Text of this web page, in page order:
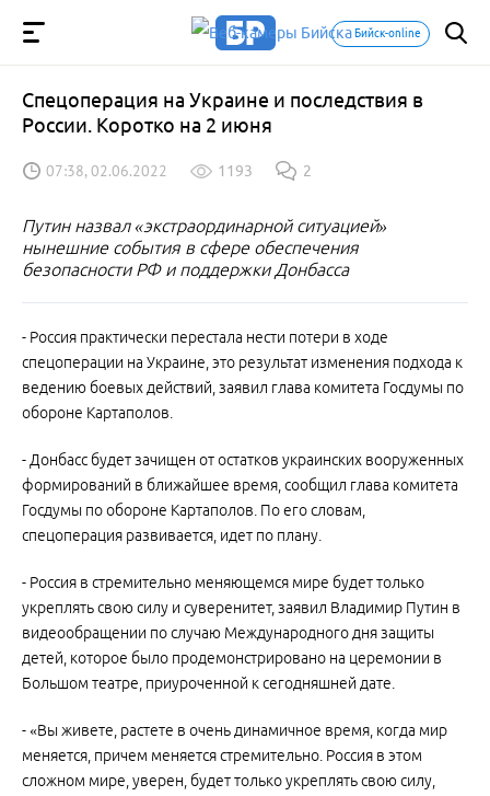
Бийск-online
Спецоперация на Украине и последствия в
России. Коротко на 2 июня
07:38, 02.06.2022 1193 2
Путин назвал «экстраординарной ситуацией»
нынешние события в сфере обеспечения
безопасности РФ и поддержки Донбасса
- Россия практически перестала нести потери в ходе
спецоперации на Украине, это результат изменения подхода к
ведению боевых действий, заявил глава комитета Госдумы по
обороне Картаполов.
- Донбасс будет зачищен от остатков украинских вооруженных
формирований в ближайшее время, сообщил глава комитета
Госдумы по обороне Картаполов. По его словам,
спецоперация развивается, идет по плану.
- Россия в стремительно меняющемся мире будет только
укреплять свою силу и суверенитет, заявил Владимир Путин в
видеообращении по случаю Международного дня защиты
детей, которое было продемонстрировано на церемонии в
Большом театре, приуроченной к сегодняшней дате.
- «Вы живете, растете в очень динамичное время, когда мир
меняется, причем меняется стремительно. Россия в этом
сложном мире, уверен, будет только укреплять свою силу,